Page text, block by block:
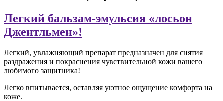
Легкий бальзам-эмульсия «лосьон
Джентльмен»!
Легкий, увлажняющий препарат предназначен для снятия
раздражения и покраснения чувствительной кожи вашего
любимого защитника!
Легко впитывается, оставляя уютное ощущение комфорта на
коже.